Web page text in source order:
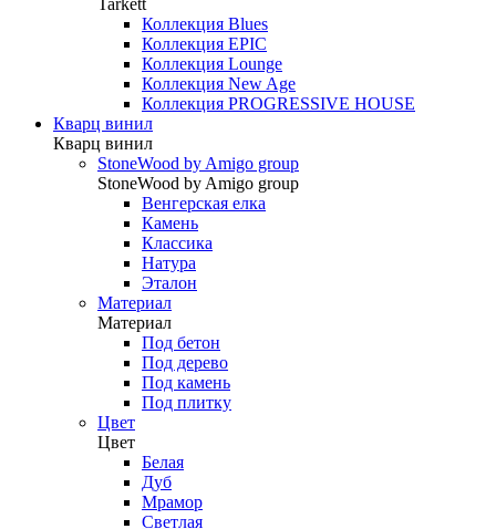
Tarkett
Коллекция Blues
Коллекция EPIC
Коллекция Lounge
Коллекция New Age
Коллекция PROGRESSIVE HOUSE
Кварц винил
Кварц винил
StoneWood by Amigo group
StoneWood by Amigo group
Венгерская елка
Камень
Классика
Натура
Эталон
Материал
Материал
Под бетон
Под дерево
Под камень
Под плитку
Цвет
Цвет
Белая
Дуб
Мрамор
Светлая